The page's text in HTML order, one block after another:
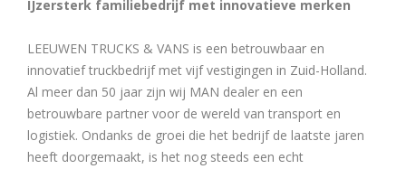
IJzersterk familiebedrijf met innovatieve merken
LEEUWEN TRUCKS & VANS is een betrouwbaar en
innovatief truckbedrijf met vijf vestigingen in Zuid-Holland.
Al meer dan 50 jaar zijn wij MAN dealer en een
betrouwbare partner voor de wereld van transport en
logistiek. Ondanks de groei die het bedrijf de laatste jaren
heeft doorgemaakt, is het nog steeds een echt